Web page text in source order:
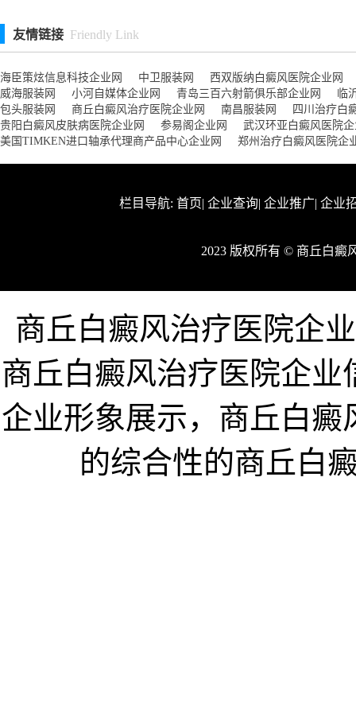
友情链接 Friendly Link
海臣策炫信息科技企业网 中卫服装网
西双版纳白癜风医院企业网
威海服装网
小河自媒体企业网 青岛三百六射箭俱乐部企业网
临
包头服装网
商丘白癜风治疗医院企业网 南昌服装网
四川治疗白
贵阳白癜风皮肤病医院企业网
参易阁企业网
武汉环亚白癜风医院
美国TIMKEN进口轴承代理商产品中心企业网
郑州治疗白癜风医院企
栏目导航: 首页| 企业查询| 企业推广| 企业
2023 版权所有 © 商丘白
商丘白癜风治疗医院企
商丘白癜风治疗医院企
企业形象展示，商丘白
的综合性的商丘白